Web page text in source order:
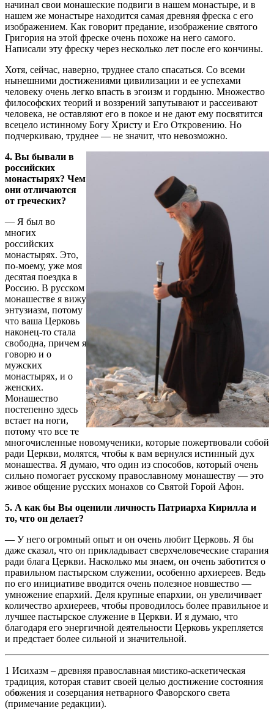
начинал свои монашеские подвиги в нашем монастыре, и в
нашем же монастыре находится самая древняя фреска с его
изображением. Как говорит предание, изображение святого
Григория на этой фреске очень похоже на него самого.
Написали эту фреску через несколько лет после его кончины.
Хотя, сейчас, наверно, труднее стало спасаться. Со всеми
нынешними достижениями цивилизации и ее успехами
человеку очень легко впасть в эгоизм и гордыню. Множество
философских теорий и воззрений запутывают и рассеивают
человека, не оставляют его в покое и не дают ему посвятится
всецело истинному Богу Христу и Его Откровению. Но
подчеркиваю, труднее — не значит, что невозможно.
4. Вы бывали в
российских
монастырях? Чем
они отличаются
от греческих?
— Я был во
многих
российских
монастырях. Это,
по-моему, уже моя
десятая поездка в
Россию. В русском
монашестве я вижу
энтузиазм, потому
что ваша Церковь
наконец-то стала
свободна, причем я
говорю и о
мужских
монастырях, и о
женских.
Монашество
постепенно здесь
встает на ноги,
потому что все те
многочисленные новомученики, которые пожертвовали собой
ради Церкви, молятся, чтобы к вам вернулся истинный дух
монашества. Я думаю, что один из способов, который очень
сильно помогает русскому православному монашеству — это
живое общение русских монахов со Святой Горой Афон.
5. А как бы Вы оценили личность Патриарха Кирилла и
то, что он делает?
— У него огромный опыт и он очень любит Церковь. Я бы
даже сказал, что он прикладывает сверхчеловеческие старания
ради блага Церкви. Насколько мы знаем, он очень заботится о
правильном пастырском служении, особенно архиереев. Ведь
по его инициативе вводится очень полезное новшество —
умножение епархий. Деля крупные епархии, он увеличивает
количество архиереев, чтобы проводилось более правильное и
лучшее пастырское служение в Церкви. И я думаю, что
благодаря его энергичной деятельности Церковь укрепляется
и предстает более сильной и значительной.
1 Исихазм – древняя православная мистико-аскетическая
традиция, которая ставит своей целью достижение состояния
обожения и созерцания нетварного Фаворского света
(примечание редакции).